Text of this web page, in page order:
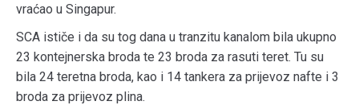
vraćao u Singapur.
SCA ističe i da su tog dana u tranzitu kanalom bila ukupno
23 kontejnerska broda te 23 broda za rasuti teret. Tu su
bila 24 teretna broda, kao i 14 tankera za prijevoz nafte i 3
broda za prijevoz plina.